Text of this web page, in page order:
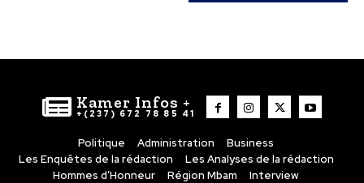
Kamer Infos +
+(237) 672 78 85 41
Politique Administration
Business
Les Enquêtes de la rédaction
Les Analyses de la rédaction
Hommes d’Honneur
Région Mbam
Interview